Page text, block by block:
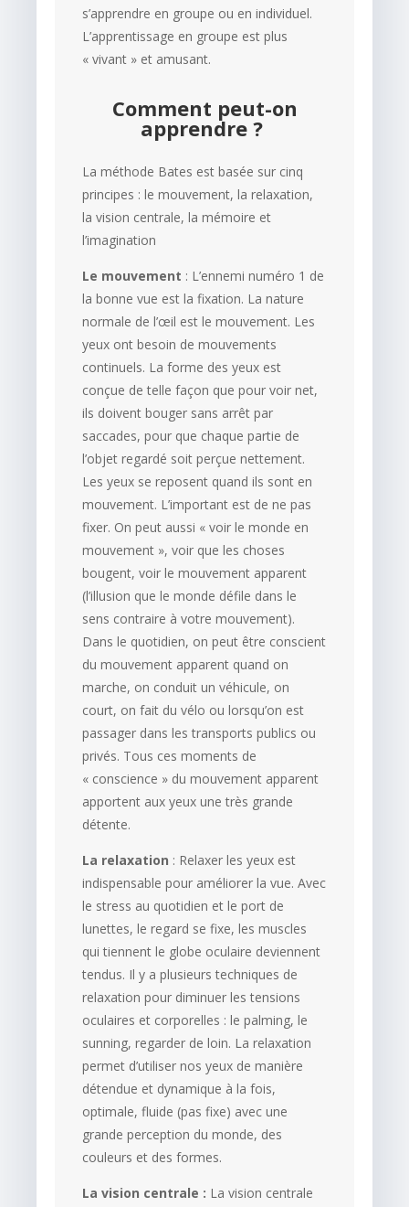
s’apprendre en groupe ou en individuel.
L’apprentissage en groupe est plus
« vivant » et amusant.
Comment peut-on
apprendre ?
La méthode Bates est basée sur cinq
principes : le mouvement, la relaxation,
la vision centrale, la mémoire et
l’imagination
Le mouvement : L’ennemi numéro 1 de
la bonne vue est la fixation. La nature
normale de l’œil est le mouvement. Les
yeux ont besoin de mouvements
continuels. La forme des yeux est
conçue de telle façon que pour voir net,
ils doivent bouger sans arrêt par
saccades, pour que chaque partie de
l’objet regardé soit perçue nettement.
Les yeux se reposent quand ils sont en
mouvement. L’important est de ne pas
fixer. On peut aussi « voir le monde en
mouvement », voir que les choses
bougent, voir le mouvement apparent
(l’illusion que le monde défile dans le
sens contraire à votre mouvement).
Dans le quotidien, on peut être conscient
du mouvement apparent quand on
marche, on conduit un véhicule, on
court, on fait du vélo ou lorsqu’on est
passager dans les transports publics ou
privés. Tous ces moments de
« conscience » du mouvement apparent
apportent aux yeux une très grande
détente.
La relaxation : Relaxer les yeux est
indispensable pour améliorer la vue. Avec
le stress au quotidien et le port de
lunettes, le regard se fixe, les muscles
qui tiennent le globe oculaire deviennent
tendus. Il y a plusieurs techniques de
relaxation pour diminuer les tensions
oculaires et corporelles : le palming, le
sunning, regarder de loin. La relaxation
permet d’utiliser nos yeux de manière
détendue et dynamique à la fois,
optimale, fluide (pas fixe) avec une
grande perception du monde, des
couleurs et des formes.
La vision centrale : La vision centrale